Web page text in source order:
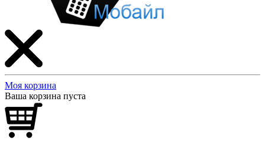
Моя корзина
Ваша корзина пуста